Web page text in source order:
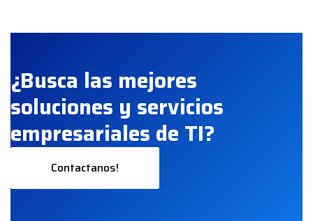
¿Busca las mejores
soluciones y servicios
empresariales de TI?
Contactanos!